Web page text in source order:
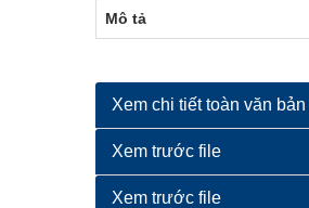
Mô tả
Xem chi tiết toàn văn bản
Xem trước file
Xem trước file